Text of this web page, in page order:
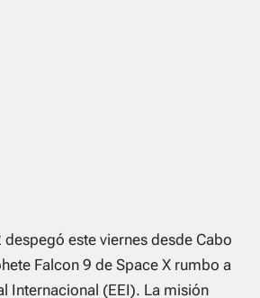
este viernes desde Cabo
Falcon 9 de Space X rumbo a
Internacional (EEI). La misión